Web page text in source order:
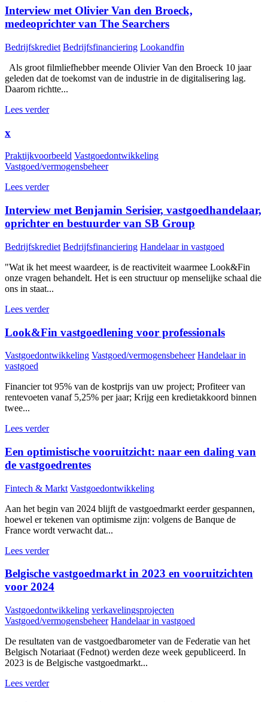
Interview met Olivier Van den Broeck,
medeoprichter van The Searchers
Bedrijfskrediet Bedrijfsfinanciering Lookandfin
Als groot filmliefhebber meende Olivier Van den Broeck 10 jaar
geleden dat de toekomst van de industrie in de digitalisering lag.
Daarom richtte...
Lees verder
x
Praktijkvoorbeeld Vastgoedontwikkeling
Vastgoed/vermogensbeheer
Lees verder
Interview met Benjamin Serisier, vastgoedhandelaar,
oprichter en bestuurder van SB Group
Bedrijfskrediet Bedrijfsfinanciering Handelaar in vastgoed
"Wat ik het meest waardeer, is de reactiviteit waarmee Look&Fin
onze vragen behandelt. Het is een structuur op menselijke schaal die
ons in staat...
Lees verder
Look&Fin vastgoedlening voor professionals
Vastgoedontwikkeling Vastgoed/vermogensbeheer Handelaar in
vastgoed
Financier tot 95% van de kostprijs van uw project; Profiteer van
rentevoeten vanaf 5,25% per jaar; Krijg een kredietakkoord binnen
twee...
Lees verder
Een optimistische vooruitzicht: naar een daling van
de vastgoedrentes
Fintech & Markt Vastgoedontwikkeling
Aan het begin van 2024 blijft de vastgoedmarkt eerder gespannen,
hoewel er tekenen van optimisme zijn: volgens de Banque de
France wordt verwacht dat...
Lees verder
Belgische vastgoedmarkt in 2023 en vooruitzichten
voor 2024
Vastgoedontwikkeling verkavelingsprojecten
Vastgoed/vermogensbeheer Handelaar in vastgoed
De resultaten van de vastgoedbarometer van de Federatie van het
Belgisch Notariaat (Fednot) werden deze week gepubliceerd. In
2023 is de Belgische vastgoedmarkt...
Lees verder